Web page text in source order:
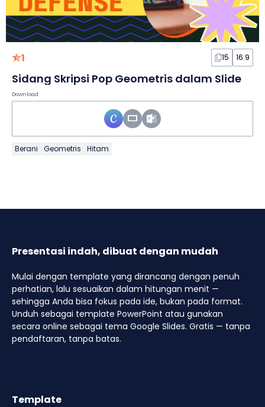
1 15 16:9
Sidang Skripsi Pop Geometris dalam Slide
Download
Berani Geometris Hitam
Presentasi indah, dibuat dengan mudah
Mulai dengan template yang dirancang dengan penuh
perhatian, lalu sesuaikan dalam hitungan menit —
sehingga Anda bisa fokus pada ide, bukan pada format.
Unduh sebagai template PowerPoint atau gunakan
secara online sebagai tema Google Slides. Gratis — tanpa
pendaftaran, tanpa batas.
Template